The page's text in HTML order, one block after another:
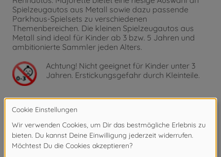
Spielzeugautos aus Metall sowie dazu passende
Parkhaus-Spielsets zu verschiedenen
Themenbereichen. Die kleinen Spielzeugautos aus
Metall sind ideal für Kinder ab 3 bzw. 5 Jahren und
ambitionierte Sammler jeden Alters.
Achtung! Nicht geeignet für Kinder unter 3
Jahren. Erstickungsgefahr durch Kleinteile.
Produktdetails